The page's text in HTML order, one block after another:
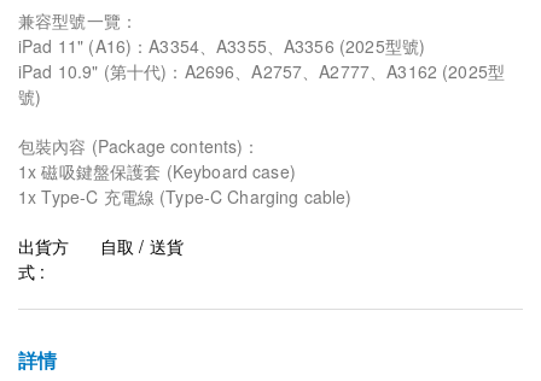
兼容型號一覽：
iPad 11" (A16)：A3354、A3355、A3356 (2025型號)
iPad 10.9" (第十代)：A2696、A2757、A2777、A3162 (2025型
號)
包裝內容 (Package contents)：
1x 磁吸鍵盤保護套 (Keyboard case)
1x Type-C 充電線 (Type-C Charging cable)
出貨方
式 :
自取 / 送貨
詳情